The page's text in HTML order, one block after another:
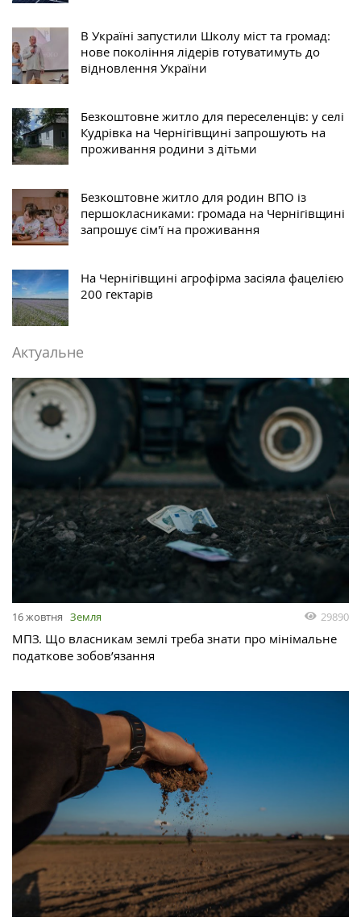
В Україні запустили Школу міст та громад:
нове покоління лідерів готуватимуть до
відновлення України
Безкоштовне житло для переселенців: у селі
Кудрівка на Чернігівщині запрошують на
проживання родини з дітьми
Безкоштовне житло для родин ВПО із
першокласниками: громада на Чернігівщині
запрошує сім'ї на проживання
На Чернігівщині агрофірма засіяла фацелією
200 гектарів
Актуальне
16 жовтня Земля 29890
МПЗ. Що власникам землі треба знати про мінімальне
податкове зобов’язання